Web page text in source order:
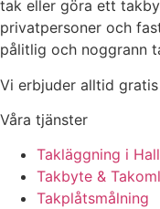
tak eller göra ett
privatpersoner och
pålitlig och noggrann
Vi erbjuder alltid
Våra tjänster
Takläggning i
Takbyte &
Takplåtsmålning